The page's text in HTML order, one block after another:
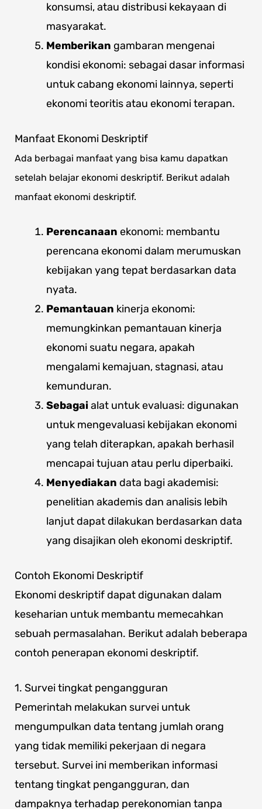
konsumsi, atau distribusi kekayaan di
masyarakat.
Memberikan gambaran mengenai
kondisi ekonomi: sebagai dasar informasi
untuk cabang ekonomi lainnya, seperti
ekonomi teoritis atau ekonomi terapan.
Manfaat Ekonomi Deskriptif
Ada berbagai manfaat yang bisa kamu dapatkan
setelah belajar ekonomi deskriptif. Berikut adalah
manfaat ekonomi deskriptif.
Perencanaan ekonomi: membantu
perencana ekonomi dalam merumuskan
kebijakan yang tepat berdasarkan data
nyata.
Pemantauan kinerja ekonomi:
memungkinkan pemantauan kinerja
ekonomi suatu negara, apakah
mengalami kemajuan, stagnasi, atau
kemunduran.
Sebagaialat untuk evaluasi: digunakan
untuk mengevaluasi kebijakan ekonomi
yang telah diterapkan, apakah berhasil
mencapai tujuan atau perlu diperbaiki.
Menyediakan data bagi akademisi:
penelitian akademis dan analisis lebih
lanjut dapat dilakukan berdasarkan data
yang disajikan oleh ekonomi deskriptif.
Contoh Ekonomi Deskriptif
Ekonomi deskriptif dapat digunakan dalam
keseharian untuk membantu memecahkan
sebuah permasalahan. Berikut adalah beberapa
contoh penerapan ekonomi deskriptif.
1. Survei tingkat pengangguran
Pemerintah melakukan survei untuk
mengumpulkan data tentang jumlah orang
yang tidak memiliki pekerjaan di negara
tersebut. Survei ini memberikan informasi
tentang tingkat pengangguran, dan
dampaknya terhadap perekonomian tanpa